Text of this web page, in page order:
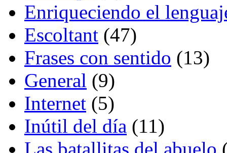
Enriqueciendo el
Escoltant (47)
Frases con sentido (13)
General (9)
Internet (5)
Inútil del día (11)